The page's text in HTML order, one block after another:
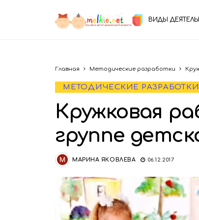
ВИДЫ
Главная Методические разработки
МЕТОДИЧЕСКИЕ РАЗРАБОТКИ
Кружковая
группе
МАРИНА ЯКОВЛЕВА 06.12.2017